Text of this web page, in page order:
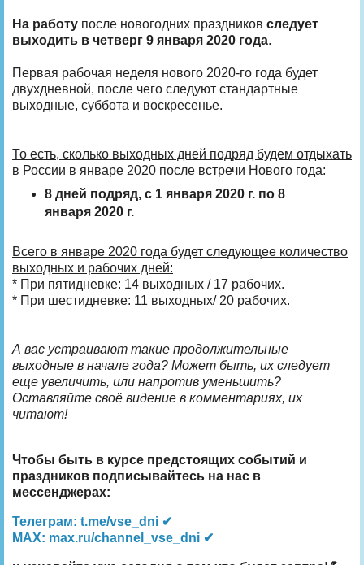
На работу после новогодних праздников следует
выходить в четверг 9 января 2020 года.
Первая рабочая неделя нового 2020-го года будет
двухдневной, после чего следуют стандартные
выходные, суббота и воскресенье.
То есть, сколько выходных дней подряд будем отдыхать
в России в январе 2020 после встречи Нового года:
8 дней подряд, с 1 января 2020 г. по 8
января 2020 г.
Всего в январе 2020 года будет следующее количество
выходных и рабочих дней:
* При пятидневке: 14 выходных / 17 рабочих.
* При шестидневке: 11 выходных/ 20 рабочих.
А вас устраивают такие продолжительные
выходные в начале года? Может быть, их следует
еще увеличить, или напротив уменьшить?
Оставляйте своё видение в комментариях, их
читают!
Чтобы быть в курсе предстоящих событий и
праздников подписывайтесь на нас в
мессенджерах:
Телеграм: t.me/vse_dni ✔
MAX: max.ru/channel_vse_dni ✔